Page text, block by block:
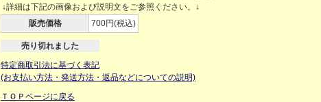
↓詳細は下記の画像および説明文をご参照ください。↓
販売価格
700円(税込)
売り切れました
特定商取引法に基づく表記
(お支払い方法・発送方法・返品などについての説明)
ＴＯＰページに戻る